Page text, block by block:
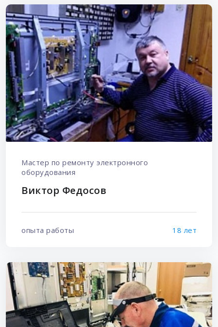
Мастер по ремонту электронного
оборудования
Виктор Федосов
опыта работы 18 лет